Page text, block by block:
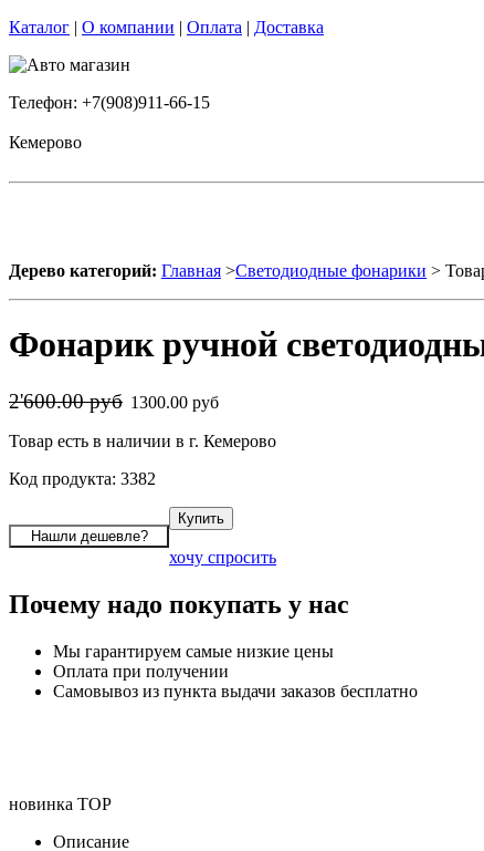
Каталог | О компании | Оплата | Доставка
Телефон: +7(908)911-66-15
Кемерово
Дерево категорий: Главная >Светодиодные фонарики >
Фонарик ручной
2'600.00 руб 1300.00 руб
Товар есть в наличии в г. Кемерово
Код продукта: 3382
хочу спросить
Почему надо покупать у нас
Мы гарантируем самые низкие цены
Оплата при получении
Самовывоз из пункта выдачи заказов бесплатно
новинка TOP
Описание